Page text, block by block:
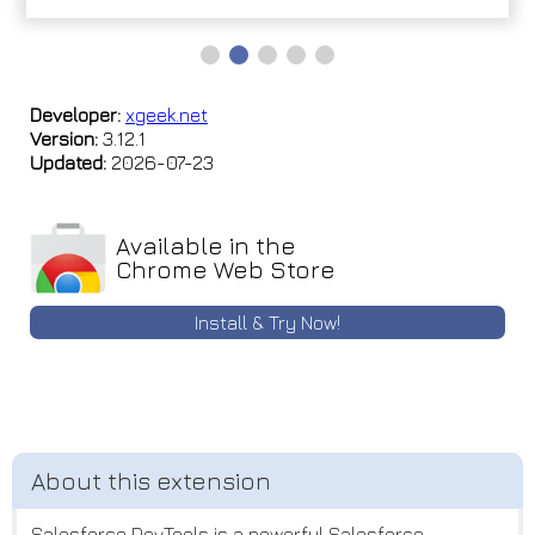
Developer: xgeek.net
Version: 3.12.1
Updated: 2026-07-23
Available in the
Chrome Web Store
Install & Try Now!